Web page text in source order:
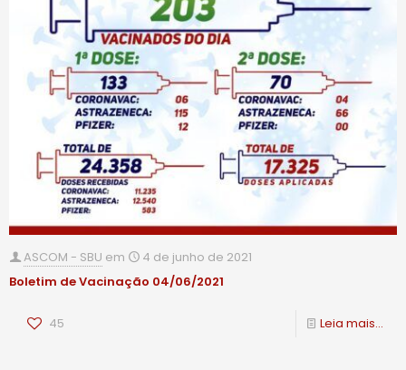
ASCOM - SBU em
4 de junho de 2021
Boletim de Vacinação 04/06/2021
45 Leia mais...